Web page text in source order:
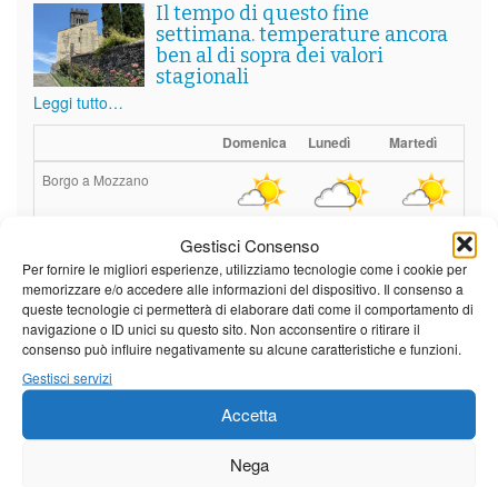
Gestisci Consenso
Per fornire le migliori esperienze, utilizziamo tecnologie come i cookie per
memorizzare e/o accedere alle informazioni del dispositivo. Il consenso a
queste tecnologie ci permetterà di elaborare dati come il comportamento di
navigazione o ID unici su questo sito. Non acconsentire o ritirare il
consenso può influire negativamente su alcune caratteristiche e funzioni.
Gestisci servizi
Accetta
Nega
Il tempo di questo fine
settimana. temperature ancora
ben al di sopra dei valori
stagionali
Leggi tutto…
Domenica Lunedì Martedì
Borgo a Mozzano
22°C|33°C 21°C|34°C 21°C|34°C
Castelnuovo Garfagnana
Previsioni a cura di: